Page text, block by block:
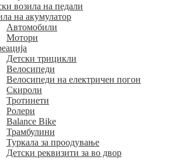
возила на педали
на акумулатор
Автомобили
Мотори
Детски трицикли
Велосипеди
Велосипеди на електричен погон
Скироли
Тротинети
Ролери
Balance Bike
Трамбулини
Туркала за проодување
Детски реквизити за во двор